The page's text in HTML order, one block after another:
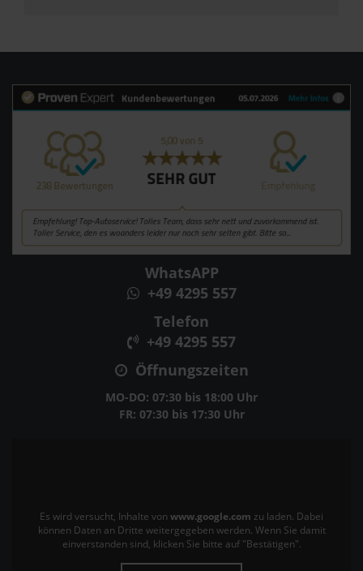
WhatsAPP
+49 4295 557
Telefon
+49 4295 557
Öffnungszeiten
MO-DO: 07:30 bis 18:00 Uhr
FR: 07:30 bis 17:30 Uhr
Es wird versucht, Inhalte von www.google.com zu laden. Dabei
können Daten an Dritte weitergegeben werden. Wenn Sie damit
einverstanden sind, klicken Sie bitte auf "Bestätigen".